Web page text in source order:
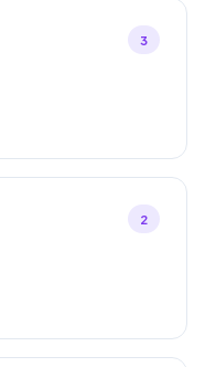
3
2